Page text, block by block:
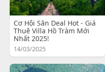
Cơ Hội Săn Deal Hot - Giá
Thuê Villa Hồ Tràm Mới
Nhất 2025!
14/03/2025